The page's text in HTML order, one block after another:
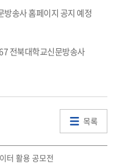
송사 홈페이지 공지 예정
전북대학교신문방송사
목록
터 활용 공모전